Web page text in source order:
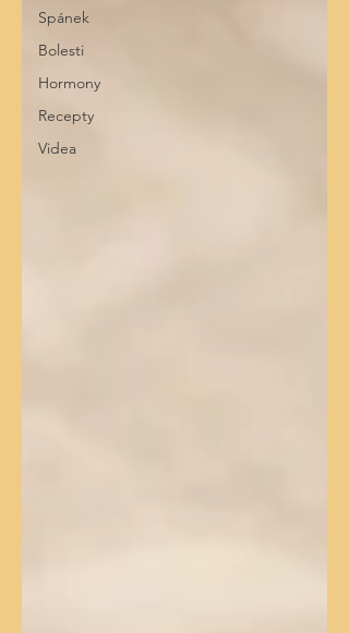
Spánek
Bolesti
Hormony
Recepty
Videa